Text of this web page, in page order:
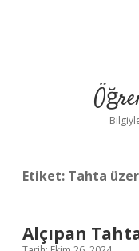
Etiket: Tahta
Alçıpan